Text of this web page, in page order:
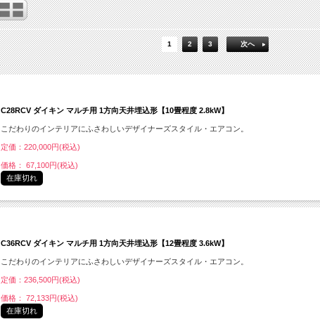
1 2 3 次へ
C28RCV ダイキン マルチ用 1方向天井埋込形【10畳程度 2.8kW】
こだわりのインテリアにふさわしいデザイナーズスタイル・エアコン。
定価：220,000円(税込)
価格： 67,100円(税込)
在庫切れ
C36RCV ダイキン マルチ用 1方向天井埋込形【12畳程度 3.6kW】
こだわりのインテリアにふさわしいデザイナーズスタイル・エアコン。
定価：236,500円(税込)
価格： 72,133円(税込)
在庫切れ